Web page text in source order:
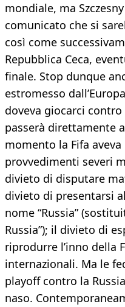
mondiale, ma
comunicato che si
così come
Repubblica Ceca,
finale. Stop dunque
estromesso
doveva giocarci
passerà direttamente
momento la Fifa
provvedimenti severi
divieto di disputare
divieto di presentarsi
nome “Russia”
Russia”); il divieto di
riprodurre l’inno della
internazionali. Ma le
playoff contro la
naso.